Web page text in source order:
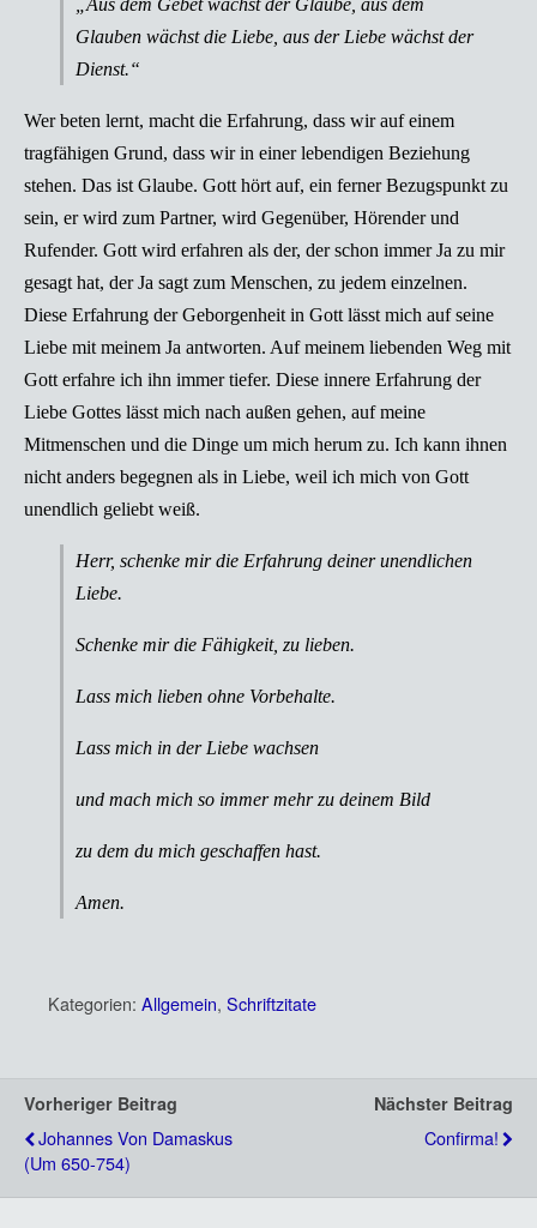
„Aus dem Gebet wächst der Glaube, aus dem
Glauben wächst die Liebe, aus der Liebe wächst der
Dienst.“
Wer beten lernt, macht die Erfahrung, dass wir auf einem
tragfähigen Grund, dass wir in einer lebendigen Beziehung
stehen. Das ist Glaube. Gott hört auf, ein ferner Bezugspunkt zu
sein, er wird zum Partner, wird Gegenüber, Hörender und
Rufender. Gott wird erfahren als der, der schon immer Ja zu mir
gesagt hat, der Ja sagt zum Menschen, zu jedem einzelnen.
Diese Erfahrung der Geborgenheit in Gott lässt mich auf seine
Liebe mit meinem Ja antworten. Auf meinem liebenden Weg mit
Gott erfahre ich ihn immer tiefer. Diese innere Erfahrung der
Liebe Gottes lässt mich nach außen gehen, auf meine
Mitmenschen und die Dinge um mich herum zu. Ich kann ihnen
nicht anders begegnen als in Liebe, weil ich mich von Gott
unendlich geliebt weiß.
Herr, schenke mir die Erfahrung deiner unendlichen
Liebe.
Schenke mir die Fähigkeit, zu lieben.
Lass mich lieben ohne Vorbehalte.
Lass mich in der Liebe wachsen
und mach mich so immer mehr zu deinem Bild
zu dem du mich geschaffen hast.
Amen.
Kategorien: Allgemein, Schriftzitate
Vorheriger Beitrag
Johannes Von Damaskus
(um 650-754)
Nächster Beitrag
Confirma!